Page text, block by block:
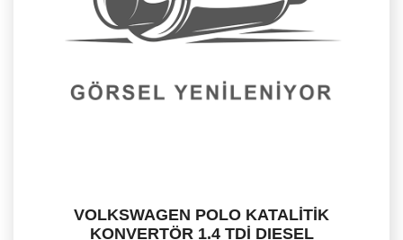
VOLKSWAGEN POLO KATALİTİK
KONVERTÖR 1.4 TDİ DIESEL